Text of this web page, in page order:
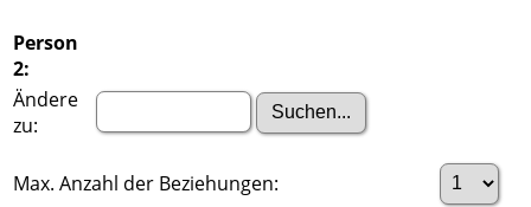
Person
2:
Ändere
zu:
Max. Anzahl der Beziehungen: